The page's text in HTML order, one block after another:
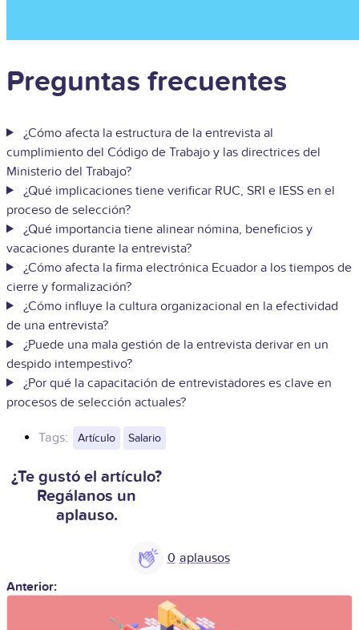
Preguntas frecuentes
¿Cómo afecta la estructura de la entrevista al
cumplimiento del Código de Trabajo y las directrices del
Ministerio del Trabajo?
¿Qué implicaciones tiene verificar RUC, SRI e IESS en el
proceso de selección?
¿Qué importancia tiene alinear nómina, beneficios y
vacaciones durante la entrevista?
¿Cómo afecta la firma electrónica Ecuador a los tiempos de
cierre y formalización?
¿Cómo influye la cultura organizacional en la efectividad
de una entrevista?
¿Puede una mala gestión de la entrevista derivar en un
despido intempestivo?
¿Por qué la capacitación de entrevistadores es clave en
procesos de selección actuales?
Tags: Artículo Salario
¿Te gustó el artículo?
Regálanos un
aplauso.
0
Anterior: